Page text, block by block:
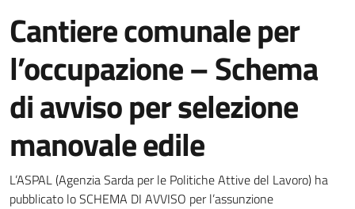
Cantiere comunale per
l’occupazione – Schema
di avviso per selezione
manovale edile
Dettagli della notizia
L’ASPAL (Agenzia Sarda per le Politiche Attive del Lavoro) ha
pubblicato lo SCHEMA DI AVVISO per l’assunzione